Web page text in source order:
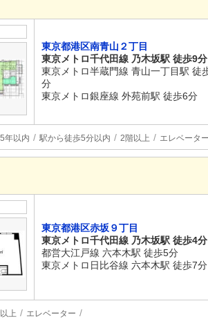
東京都港区南青山２丁目
東京メトロ千代田線 乃木坂駅 徒歩9分
東京メトロ半蔵門線 青山一丁目駅 徒
分
東京メトロ銀座線 外苑前駅 徒歩6分
年以内 駅から徒歩5分以内 2階以上 エレベーター
東京都港区赤坂９丁目
東京メトロ千代田線 乃木坂駅 徒歩4分
都営大江戸線 六本木駅 徒歩5分
東京メトロ日比谷線 六本木駅 徒歩7分
上 エレベーター